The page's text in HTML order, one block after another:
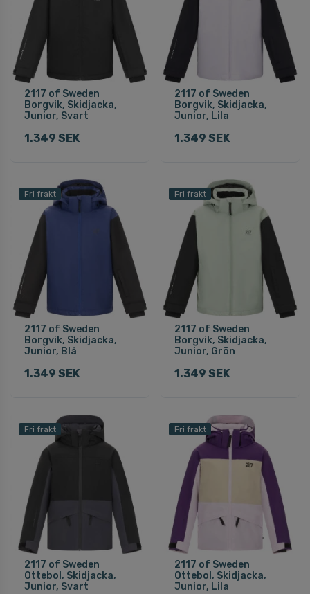
2117 of Sweden
Borgvik, Skidjacka,
Junior, Svart
1.349 SEK
2117 of Sweden
Borgvik, Skidjacka,
Junior, Lila
1.349 SEK
Fri frakt
2117 of Sweden
Borgvik, Skidjacka,
Junior, Blå
1.349 SEK
Fri frakt
2117 of Sweden
Borgvik, Skidjacka,
Junior, Grön
1.349 SEK
Fri frakt
2117 of Sweden
Ottebol, Skidjacka,
Junior, Svart
Fri frakt
2117 of Sweden
Ottebol, Skidjacka,
Junior, Lila